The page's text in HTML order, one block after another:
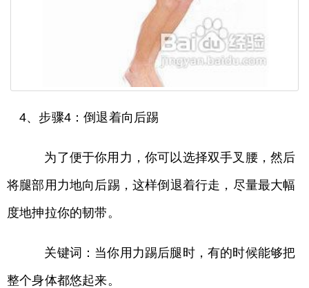
4、步骤4：倒退着向后踢
为了便于你用力，你可以选择双手叉腰，然后
将腿部用力地向后踢，这样倒退着行走，尽量最大幅
度地抻拉你的韧带。
关键词：当你用力踢后腿时，有的时候能够把
整个身体都悠起来。